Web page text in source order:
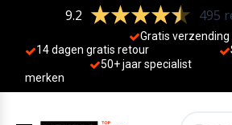
9.2 495
Gratis
14 dagen gratis retour
50+ jaar specialist
merken